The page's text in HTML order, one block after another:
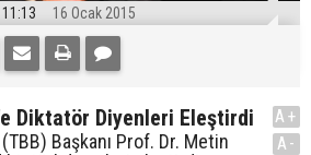
11:13 16 Ocak 2015
Diktatör Diyenleri Eleştirdi
Başkanı Prof. Dr. Metin
A+
A-